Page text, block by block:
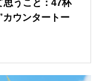
思うこと：47杯
カウンタートー